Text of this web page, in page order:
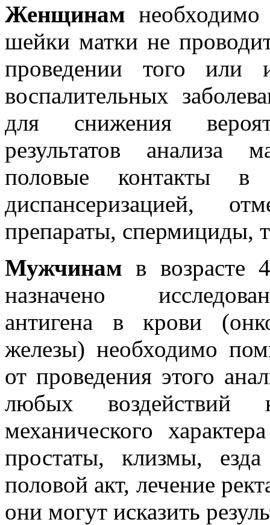
Женщинам
шейки матки не
проведении того или
воспалительных
для снижения
результатов анализа
половые контакты
диспансеризацией,
препараты, спермициды,
Мужчинам в возрасте
назначено
антигена в крови
железы) необходимо
от проведения этого
любых воздействий
механического
простаты, клизмы,
половой акт, лечение
они могут исказить